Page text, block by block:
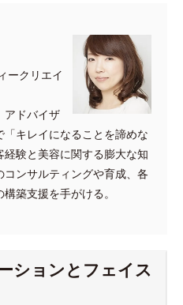
ークリエイ
アドバイザ
キレイになることを諦めな
験と美容に関する膨大な知
ンサルティングや育成、各
築支援を手がける。
ションとフェイス